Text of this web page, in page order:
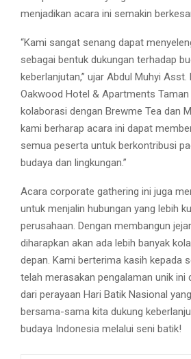
menjadikan acara ini semakin
“Kami sangat senang dapat
sebagai bentuk dukungan terhadap
keberlanjutan,” ujar Abdul Muhyi
Oakwood Hotel & Apartments Taman
kolaborasi dengan Brewme Tea dan
kami berharap acara ini dapat
semua peserta untuk berkontribusi
budaya dan lingkungan.”
Acara corporate gathering ini juga
untuk menjalin hubungan yang lebih
perusahaan. Dengan membangun
diharapkan akan ada lebih banyak
depan. Kami berterima kasih kepada
telah merasakan pengalaman unik ini
dari perayaan Hari Batik Nasional
bersama-sama kita dukung
budaya Indonesia melalui seni batik!